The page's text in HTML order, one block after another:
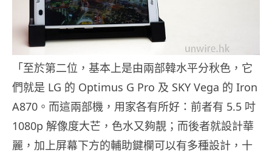
「至於第二位，基本上是由兩部韓水平分秋色，它
們就是 LG 的 Optimus G Pro 及 SKY Vega 的 Iron
A870。而這兩部機，用家各有所好：前者有 5.5 吋
1080p 解像度大芒，色水又夠靚；而後者就設計華
麗，加上屏幕下方的輔助鍵欄可以有多種設計，十